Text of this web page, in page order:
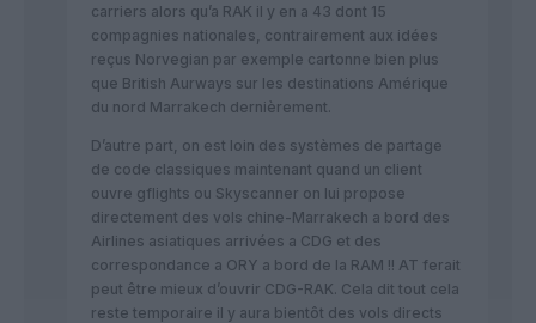
carriers alors qu’a RAK il y en a 43 dont 15
compagnies nationales, contrairement aux idées
reçus Norvegian par exemple cartonne bien plus
que British Aurways sur les destinations Amérique
du nord Marrakech dernièrement.
D’autre part, on est loin des systèmes de partage
de code classiques maintenant quand un client
ouvre gflights ou Skyscanner on lui propose
directement des vols chine-Marrakech a bord des
Airlines asiatiques arrivées a CDG et des
correspondance a ORY a bord de la RAM !! AT ferait
peut être mieux d’ouvrir CDG-RAK. Cela dit tout cela
reste temporaire il y aura bientôt des vols directs